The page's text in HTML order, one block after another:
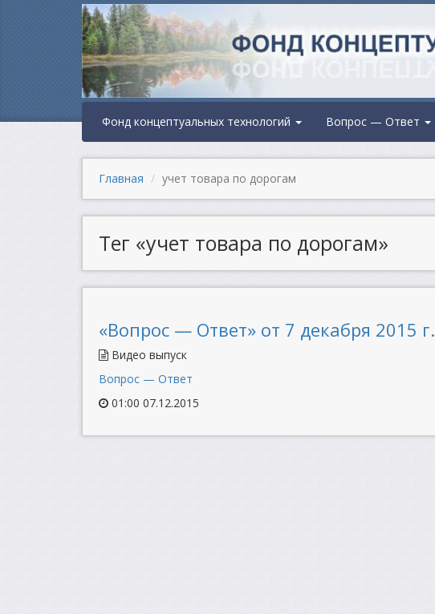
Фонд концептуальных технологий Вопрос — Ответ
Главная учет товара по дорогам
Тег «учет товара по дорогам»
«Вопрос — Ответ» от 7 декабря 2015 г.
Видео выпуск
Вопрос — Ответ
01:00 07.12.2015